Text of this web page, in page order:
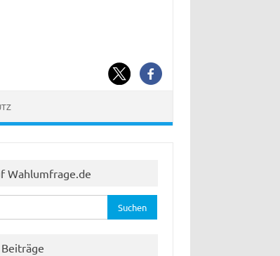
Wahlumfrage.de